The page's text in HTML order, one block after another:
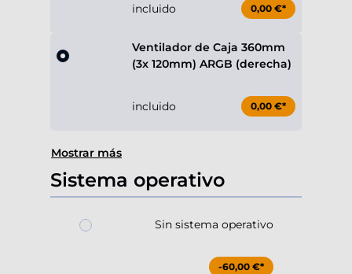
incluido 0,00 €*
Ventilador de Caja 360mm
(3x 120mm) ARGB (derecha)
incluido 0,00 €*
Mostrar más
Sistema operativo
Sin sistema operativo
-60,00 €*